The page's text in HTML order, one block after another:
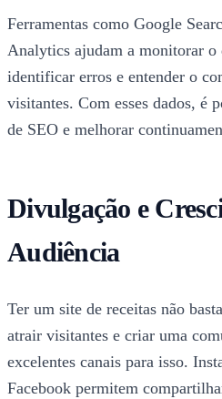
Ferramentas como Google
Analytics ajudam a monitorar o
identificar erros e entender o
visitantes. Com esses dados, é
de SEO e melhorar
Divulgação e
Audiência
Ter um site de receitas não
atrair visitantes e criar uma
excelentes canais para isso.
Facebook permitem